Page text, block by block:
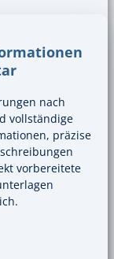
nach
vollständige
präzise
vorbereitete